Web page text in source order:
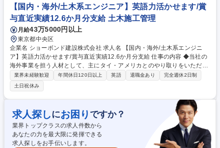
持って仕事に取り組むことが可能です。また、施工管理として経験を積ん
だ後に、設計職へキャリアチェンジする方もおります。 募集職種 【関
西】リーダー候補/土木施工管理（橋/トンネル）/賞与11.2カ月
【国内・海外/土木系エンジニア】英語力活かせます/賞
与直近実績12.6か月分支給 土木施工管理
月給43万5000円以上
東京都中央区
企業名 ショーボンド建設株式会社 求人名 【国内・海外/土木系エンジニ
ア】英語力活かせます/賞与直近実績12.6か月分支給 仕事の内容 ◆当社の
海外事業を担う人材として、主にタイ・アメリカとのやり取りをいただき
ながら海外現地法人の管理業務を行っていただきます。 【詳細】 ●海外現
地法人（主にタイ・アメリカ）における現場マネジメント業務 ●海外事業
部に所属し、国内から海外事業を技術支援する業務 ※入社後一定期間国内
で施工管理としての業務の可能性あり 募集職種 【国内・海外/土木系エン
ジニア】英語力活かせます/賞与直近実績12.6か月分支給
業界未経験歓迎 年間休日120日以上 英語 退職金あり
完全週休2日制
土日祝休み
求人探しにお困り ですか？
業界トップクラスの求人件数から
あなたの力を最大限に発揮できる
求人探しをお手伝いします。